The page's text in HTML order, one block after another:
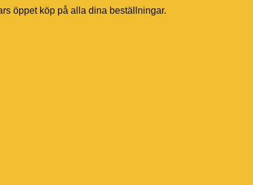
öppet köp på alla dina beställningar.